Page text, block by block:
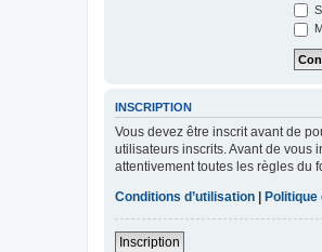
INSCRIPTION
Vous devez être inscrit avant de
utilisateurs inscrits. Avant de vous
attentivement toutes les règles du
Conditions d’utilisation
Inscription